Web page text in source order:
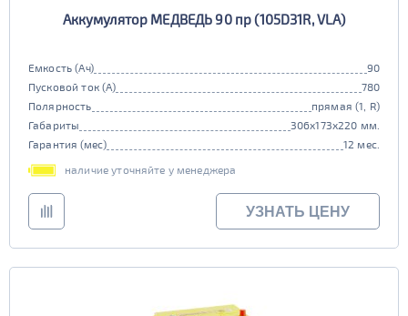
Аккумулятор МЕДВЕДЬ 90 пр (105D31R, VLA)
Емкость (Ач)
90
Пусковой ток (А)
780
Полярность
прямая (1, R)
Габариты
306x173x220 мм.
Гарантия (мес)
12 мес.
наличие уточняйте у менеджера
УЗНАТЬ ЦЕНУ